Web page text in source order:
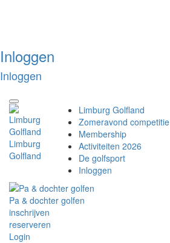
Inloggen
Inloggen
Toggle
navigation
Limburg
Golfland
Limburg Golfland
Zomeravond competitie
Membership
Activiteiten 2026
De golfsport
Inloggen
Pa & dochter golfen
inschrijven
reserveren
Login